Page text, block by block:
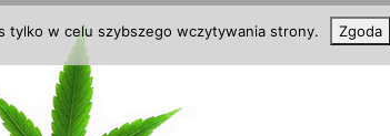
tylko w celu szybszego wczytywania strony. Zgoda